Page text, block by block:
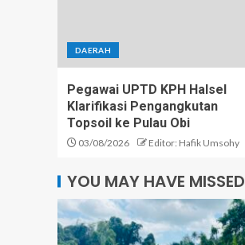
DAERAH
Pegawai UPTD KPH Halsel
Klarifikasi Pengangkutan
Topsoil ke Pulau Obi
03/08/2026 Editor: Hafik Umsohy
YOU MAY HAVE MISSED